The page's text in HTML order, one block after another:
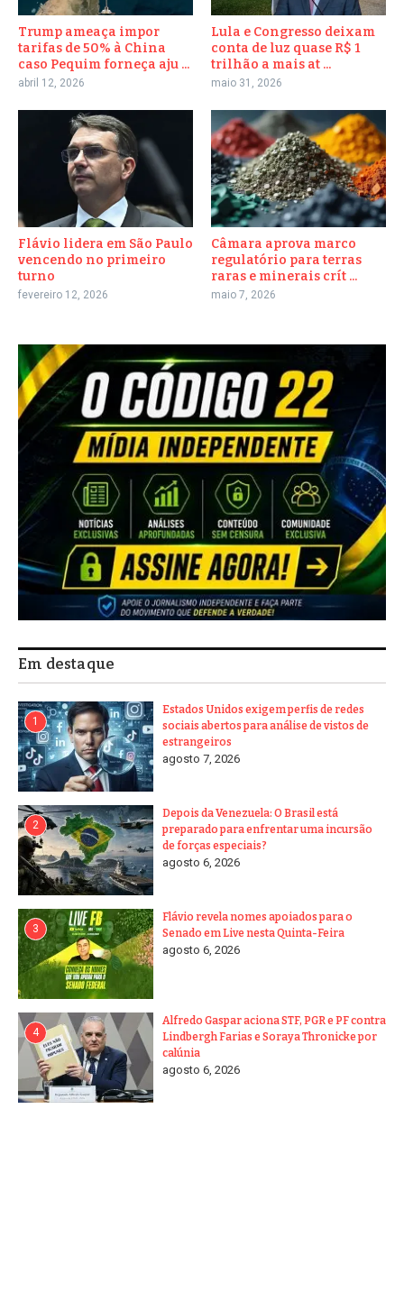
Trump ameaça impor
tarifas de 50% à China
caso Pequim forneça aju ...
abril 12, 2026
Lula e Congresso deixam
conta de luz quase R$ 1
trilhão a mais at ...
maio 31, 2026
Flávio lidera em São Paulo
vencendo no primeiro
turno
fevereiro 12, 2026
Câmara aprova marco
regulatório para terras
raras e minerais crít ...
maio 7, 2026
Em destaque
1
Estados Unidos exigem perfis de redes
sociais abertos para análise de vistos de
estrangeiros
agosto 7, 2026
2
Depois da Venezuela: O Brasil está
preparado para enfrentar uma incursão
de forças especiais?
agosto 6, 2026
3
Flávio revela nomes apoiados para o
Senado em Live nesta Quinta-Feira
agosto 6, 2026
4
Alfredo Gaspar aciona STF, PGR e PF contra
Lindbergh Farias e Soraya Thronicke por
calúnia
agosto 6, 2026